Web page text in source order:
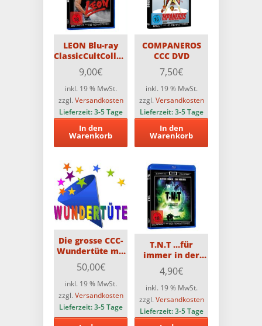
LEON Blu-ray
ClassicCultCollection
35th Anniversary
Director’s Cut
9,00€
inkl. 19 % MwSt.
zzgl. Versandkosten
Lieferzeit:3-5 Tage
In den
Warenkorb
COMPANEROS
CCC DVD
7,50€
inkl. 19 % MwSt.
zzgl. Versandkosten
Lieferzeit:3-5 Tage
In den
Warenkorb
Die grosse CCC-
Wundertüte mit
10 CCC-Blu-Rays
50,00€
inkl. 19 % MwSt.
zzgl. Versandkosten
Lieferzeit:3-5 Tage
T.N.T …für
immer in der
Hölle (Classic
Cult Edition) [Blu-
ray]
4,90€
inkl. 19 % MwSt.
zzgl. Versandkosten
Lieferzeit:3-5 Tage